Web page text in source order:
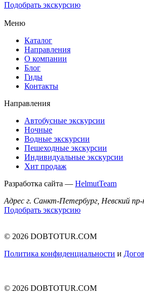
Подобрать экскурсию
Меню
Каталог
Направления
О компании
Блог
Гиды
Контакты
Направления
Автобусные экскурсии
Ночные
Водные экскурсии
Пешеходные экскурсии
Индивидуальные экскурсии
Хит продаж
Разработка сайта — HelmutTeam
Адрес г. Санкт-Петербург, Невский
Подобрать экскурсию
© 2026 DOBTOTUR.COM
Политика конфиденциальности и
© 2026 DOBTOTUR.COM